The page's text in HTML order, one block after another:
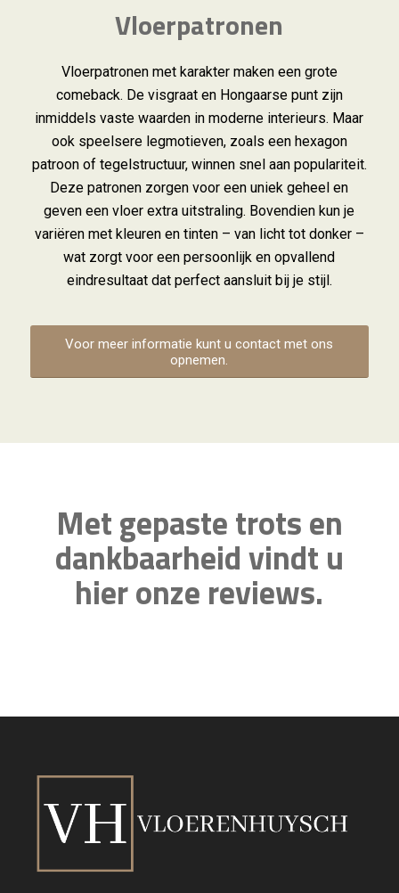
Vloerpatronen
Vloerpatronen met karakter maken een grote
comeback. De visgraat en Hongaarse punt zijn
inmiddels vaste waarden in moderne interieurs. Maar
ook speelsere legmotieven, zoals een hexagon
patroon of tegelstructuur, winnen snel aan populariteit.
Deze patronen zorgen voor een uniek geheel en
geven een vloer extra uitstraling. Bovendien kun je
variëren met kleuren en tinten – van licht tot donker –
wat zorgt voor een persoonlijk en opvallend
eindresultaat dat perfect aansluit bij je stijl.
Voor meer informatie kunt u contact met ons
opnemen.
Met gepaste trots en
dankbaarheid vindt u
hier onze reviews.